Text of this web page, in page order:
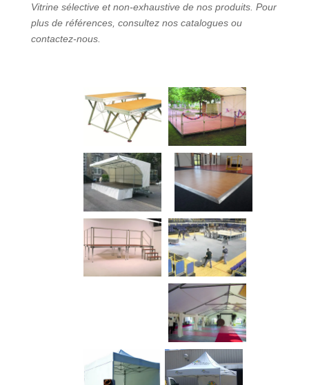
Vitrine sélective et non-exhaustive de nos produits. Pour
plus de références, consultez nos catalogues ou
contactez-nous.